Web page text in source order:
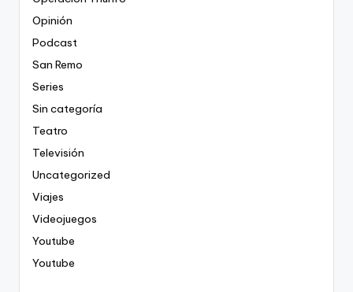
Opinión
Podcast
San Remo
Series
Sin categoría
Teatro
Televisión
Uncategorized
Viajes
Videojuegos
Youtube
Youtube